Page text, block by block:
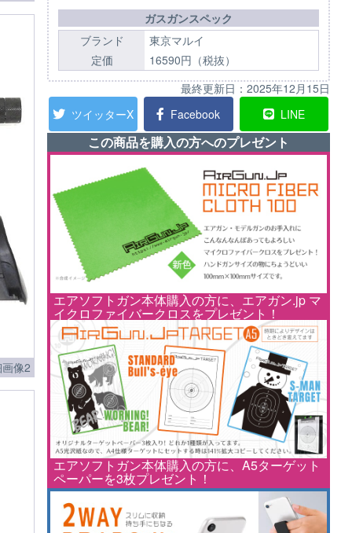
ガスガンスペック
ブランド
東京マルイ
定価
16590円（税抜）
最終更新日： 2025年12月15日
ツイッターX
Facebook LINE
この商品を購入の方へのプレゼント
エアソフトガン本体購入の方に、エアガン.jp マ
イクロファイバークロスをプレゼント！
エアソフトガン本体購入の方に、A5ターゲット
ペーパーを3枚プレゼント！
像2